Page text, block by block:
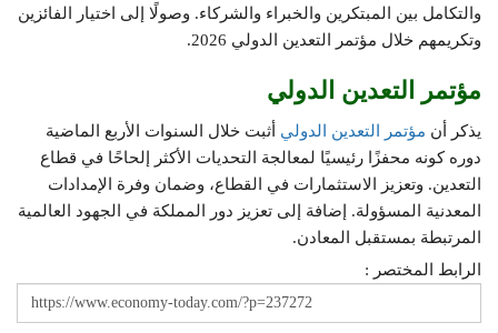
والتكامل بين المبتكرين والخبراء والشركاء. وصولًا إلى اختيار الفائزين
وتكريمهم خلال مؤتمر التعدين الدولي 2026.
مؤتمر التعدين الدولي
يذكر أن مؤتمر التعدين الدولي أثبت خلال السنوات الأربع الماضية
دوره كونه محفزًا رئيسيًا لمعالجة التحديات الأكثر إلحاحًا في قطاع
التعدين. وتعزيز الاستثمارات في القطاع، وضمان وفرة الإمدادات
المعدنية المسؤولة. إضافة إلى تعزيز دور المملكة في الجهود العالمية
المرتبطة بمستقبل المعادن.
الرابط المختصر :